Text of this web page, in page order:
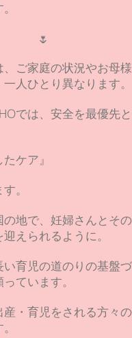
🌷
ご家庭の状況やお母
人ひとり異なります。
では、安全を最優先
ケア』
。
地で、妊婦さんとそ
えられるように。
育児の道のりの基盤
ています。
・育児をされる方々